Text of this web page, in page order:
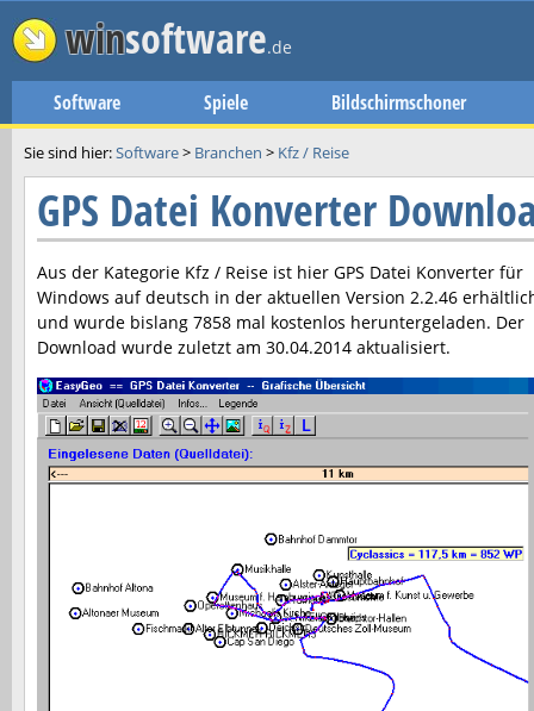
winsoftware.de
Software Spiele Bildschirmschoner
Sie sind hier:Software> Branchen > Kfz / Reise
GPS Datei Konverter
Aus der Kategorie Kfz / Reise ist hier GPS Datei Konverter für
Windows auf deutsch in der aktuellen Version 2.2.46
und wurde bislang 7858 mal kostenlos heruntergeladen. Der
Download wurde zuletzt am 30.04.2014 aktualisiert.